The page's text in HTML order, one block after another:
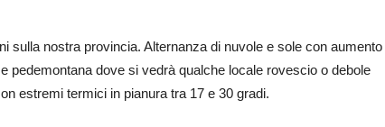
sulla nostra provincia. Alternanza di nuvole e sole con aumento
pedemontana dove si vedrà qualche locale rovescio o debole
estremi termici in pianura tra 17 e 30 gradi.